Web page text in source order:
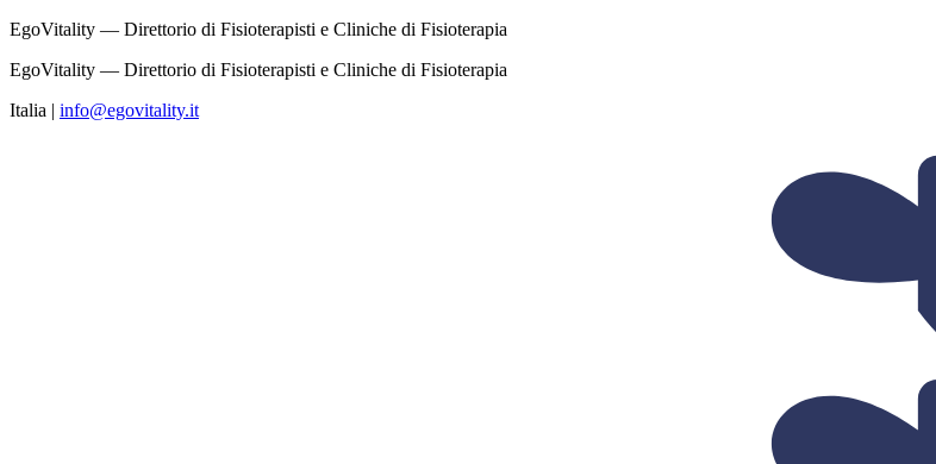
EgoVitality — Direttorio di Fisioterapisti e Cliniche di Fisioterapia
EgoVitality — Direttorio di Fisioterapisti e Cliniche di Fisioterapia
Italia | info@egovitality.it